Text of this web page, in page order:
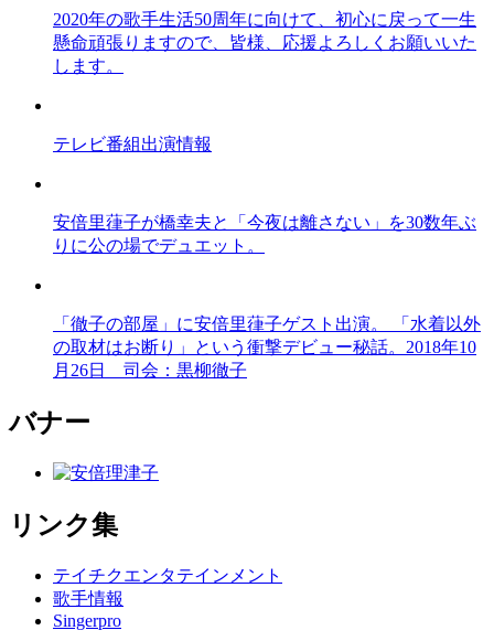
2020年の歌手生活50周年に向けて、初心に戻って一生
懸命頑張りますので、皆様、応援よろしくお願いいた
します。
テレビ番組出演情報
安倍里葎子が橋幸夫と「今夜は離さない」を30数年ぶ
りに公の場でデュエット。
「徹子の部屋」に安倍里葎子ゲスト出演。 「水着以外
の取材はお断り」という衝撃デビュー秘話。2018年10
月26日 司会：黒柳徹子
バナー
リンク集
テイチクエンタテインメント
歌手情報
Singerpro